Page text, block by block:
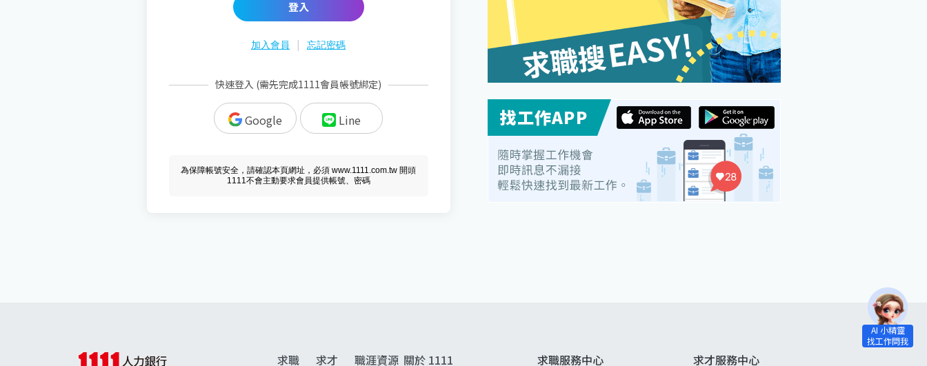
登入
加入會員 | 忘記密碼
快速登入 (需先完成1111會員帳號綁定)
Google Line
為保障帳號安全，請確認本頁網址，必須 www.1111.com.tw 開頭
1111不會主動要求會員提供帳號、密碼
求職 求才 職涯資源 關於 1111 求職服務中心 求才服務中心